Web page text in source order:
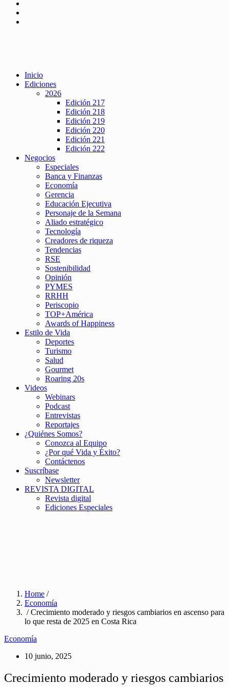
Inicio
Ediciones
2026
Edición 217
Edición 218
Edición 219
Edición 220
Edición 221
Edición 222
Negocios
Especiales
Banca y Finanzas
Economía
Gerencia
Educación Ejecutiva
Personaje de la Semana
Aliado estratégico
Tecnología
Creadores de riqueza
Tendencias
RSE
Sostenibilidad
Opinión
PYMES
RRHH
Periscopio
TOP+América
Awards of Happiness
Estilo de Vida
Deportes
Turismo
Salud
Gourmet
Roaring 20s
Videos
Webinars
Podcast
Entrevistas
Reportajes
¿Quiénes Somos?
Conozca al Equipo
¿Por qué Vida y Éxito?
Contáctenos
Suscríbase
Newsletter
REVISTA DIGITAL
Revista digital
Ediciones Especiales
Home /
Economía
/ Crecimiento moderado y riesgos cambiarios en ascenso para
lo que resta de 2025 en Costa Rica
Economía
10 junio, 2025
Crecimiento moderado y riesgos cambiarios